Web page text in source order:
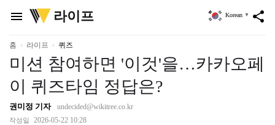
menu
위
키
리
라이프 share
Korean ▼
홈 라이프 퀴즈
미션 참여하면 '이것'을…카카오페
이 퀴즈타임 정답은?
권미정 기자 undecided@wikitree.co.kr
작성일 2026-05-22 10:28